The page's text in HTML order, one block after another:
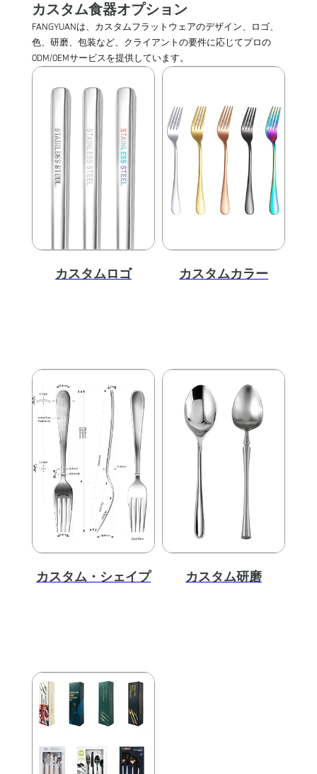
カスタム食器オプション
FANGYUANは、カスタムフラットウェアのデザイン、ロゴ、
色、研磨、包装など、クライアントの要件に応じてプロの
0DM/0EMサービスを提供しています。
カスタムロゴ カスタムカラー
カスタム・シェイプ カスタム研磨